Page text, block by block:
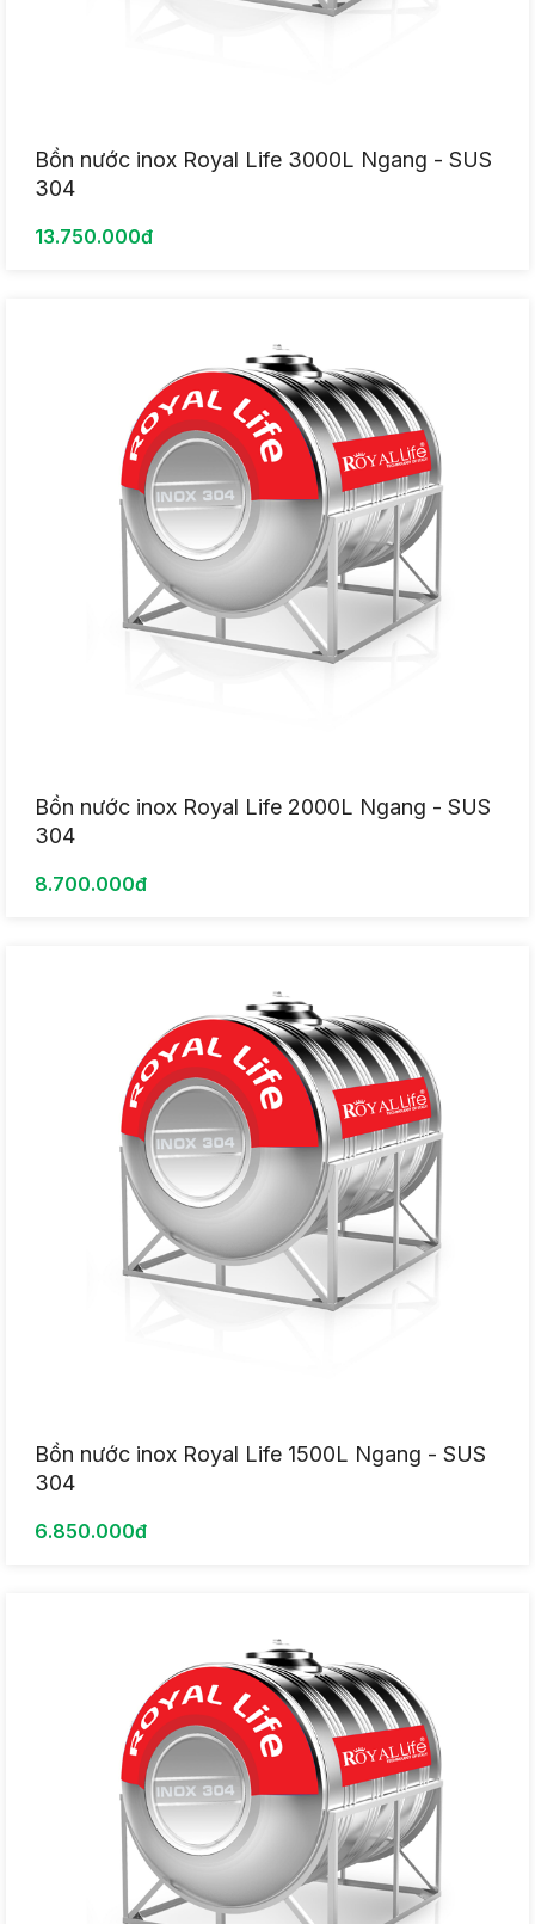
Bồn nước inox Royal Life 3000L Ngang - SUS
304
13.750.000đ
Bồn nước inox Royal Life 2000L Ngang - SUS
304
8.700.000đ
Bồn nước inox Royal Life 1500L Ngang - SUS
304
6.850.000đ